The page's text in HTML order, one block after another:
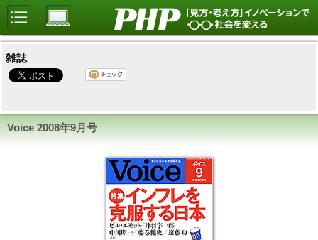
雑誌
Voice 2008年9月号